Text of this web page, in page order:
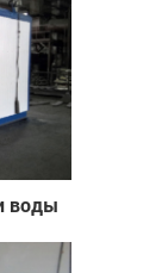
воды